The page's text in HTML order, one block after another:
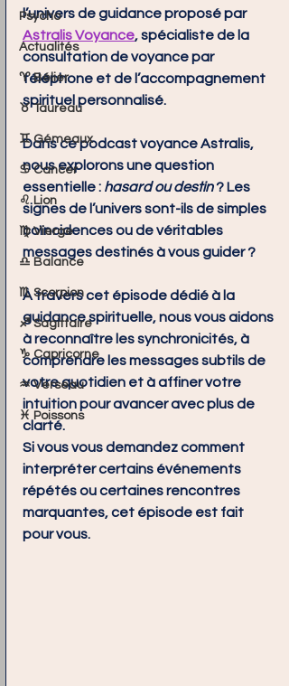
Psycho
Actualités
♈ Bélier
♉ Taureau
♊ Gémeaux
♋ Cancer
♌ Lion
♍ Vierge
♎ Balance
♏ Scorpion
♐ Sagittaire
♑ Capricorne
♒ Verseau
♓ Poissons
l’univers de guidance proposé par
Astralis Voyance, spécialiste de la
consultation de voyance par
téléphone et de l’accompagnement
spirituel personnalisé.
Dans ce podcast voyance Astralis,
nous explorons une question
essentielle : hasard ou destin ? Les
signes de l’univers sont-ils de simples
coïncidences ou de véritables
messages destinés à vous guider ?
À travers cet épisode dédié à la
guidance spirituelle, nous vous aidons
à reconnaître les synchronicités, à
comprendre les messages subtils de
votre quotidien et à affiner votre
intuition pour avancer avec plus de
clarté.
Si vous vous demandez comment
interpréter certains événements
répétés ou certaines rencontres
marquantes, cet épisode est fait
pour vous.